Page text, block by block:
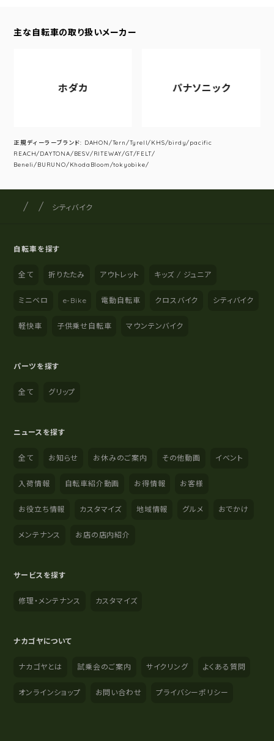
主な自転車の取り扱いメーカー
ホダカ パナソニック
正規ディーラーブランド: DAHON/Tern/Tyrell/KHS/birdy/pacific
REACH/DAYTONA/BESV/RITEWAY/GT/FELT/
Beneli/BURUNO/KhodaBloom/tokyobike/
サイト内の現在地
サイクルショップナカゴヤ
シティバイク
自転車を探す
全て 折りたたみ アウトレット キッズ / ジュニア
ミニベロ e-Bike 電動自転車 クロスバイク シティバイク
軽快車 子供乗せ自転車 マウンテンバイク
パーツを探す
全て グリップ
ニュースを探す
全て お知らせ お休みのご案内 その他動画 イベント
入荷情報 自転車紹介動画 お得情報 お客様
お役立ち情報 カスタマイズ 地域情報 グルメ おでかけ
メンテナンス お店の店内紹介
サービスを探す
修理・メンテナンス カスタマイズ
ナカゴヤについて
ナカゴヤとは 試乗会のご案内 サイクリング よくある質問
オンラインショップ お問い合わせ プライバシーポリシー